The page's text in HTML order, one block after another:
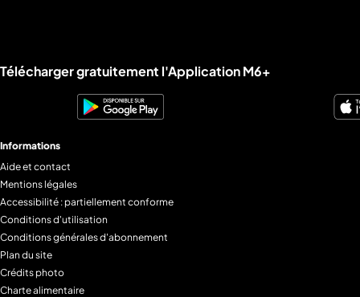
Liens utiles M6+.
Télécharger gratuitement l'Application M6+
Informations
Aide et contact
Mentions légales
Accessibilité : partiellement conforme
Conditions d'utilisation
Conditions générales d'abonnement
Plan du site
Crédits photo
Charte alimentaire